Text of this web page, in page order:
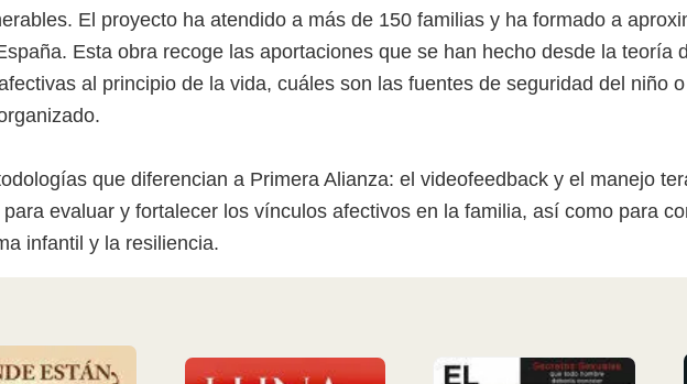
El proyecto ha atendido a más de 150 familias y ha formado a
Esta obra recoge las aportaciones que se han hecho desde la teoría
al principio de la vida, cuáles son las fuentes de seguridad del niño
que diferencian a Primera Alianza: el videofeedback y el manejo
evaluar y fortalecer los vínculos afectivos en la familia, así como para
infantil y la resiliencia.